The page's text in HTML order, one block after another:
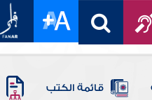
قائمة الكتب